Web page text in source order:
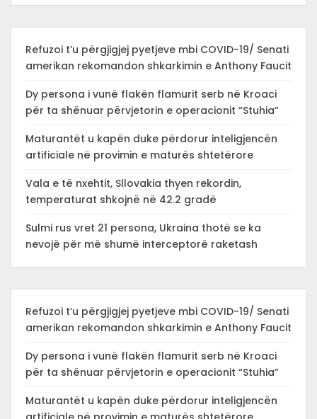
Refuzoi t’u përgjigjej pyetjeve mbi COVID-19/ Senati
amerikan rekomandon shkarkimin e Anthony Faucit
Dy persona i vunë flakën flamurit serb në Kroaci
për ta shënuar përvjetorin e operacionit “Stuhia”
Maturantët u kapën duke përdorur inteligjencën
artificiale në provimin e maturës shtetërore
Vala e të nxehtit, Sllovakia thyen rekordin,
temperaturat shkojnë në 42.2 gradë
Sulmi rus vret 21 persona, Ukraina thotë se ka
nevojë për më shumë interceptorë raketash
Refuzoi t’u përgjigjej pyetjeve mbi COVID-19/ Senati
amerikan rekomandon shkarkimin e Anthony Faucit
Dy persona i vunë flakën flamurit serb në Kroaci
për ta shënuar përvjetorin e operacionit “Stuhia”
Maturantët u kapën duke përdorur inteligjencën